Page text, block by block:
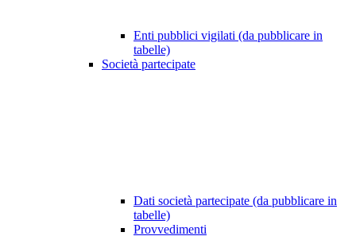
Enti pubblici vigilati (da pubblicare in
tabelle)
Società partecipate
Dati società partecipate (da pubblicare in
tabelle)
Provvedimenti